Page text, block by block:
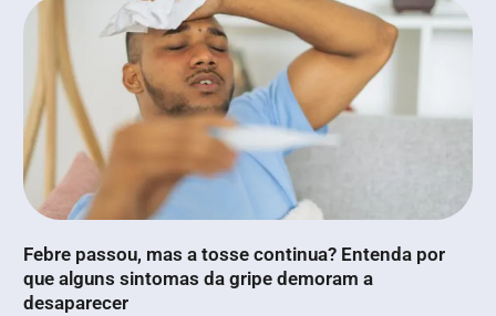
Febre passou, mas a tosse continua? Entenda por
que alguns sintomas da gripe demoram a
desaparecer